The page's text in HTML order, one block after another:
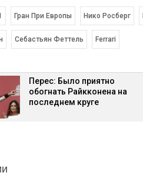
Гран При Европы Нико Росберг
Себастьян Феттель Ferrari
Перес: Было приятно
обогнать Райкконена на
последнем круге